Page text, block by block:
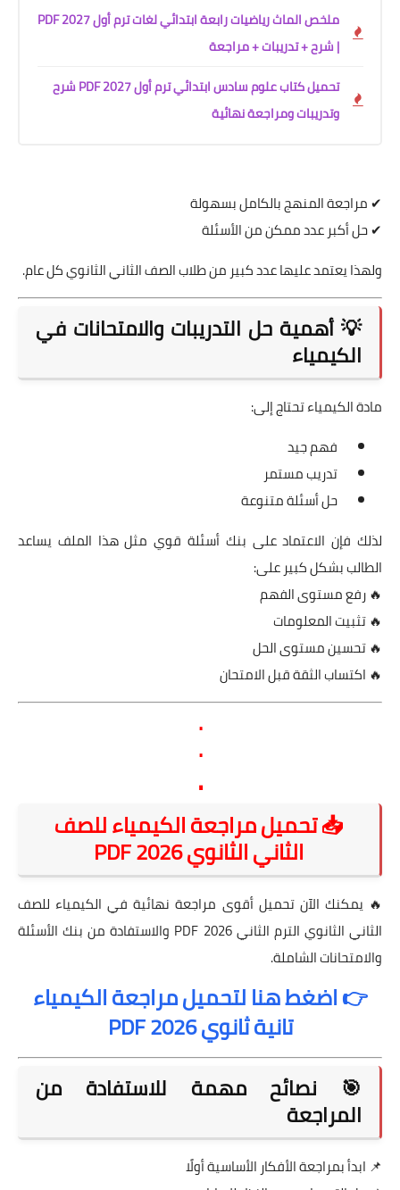
ملخص الماث رياضيات رابعة ابتدائي لغات ترم أول 2027 PDF
| شرح + تدريبات + مراجعة
تحميل كتاب علوم سادس ابتدائي ترم أول 2027 PDF شرح
وتدريبات ومراجعة نهائية
✔ مراجعة المنهج بالكامل بسهولة
✔ حل أكبر عدد ممكن من الأسئلة
ولهذا يعتمد عليها عدد كبير من طلاب الصف الثاني الثانوي كل عام.
💡 أهمية حل التدريبات والامتحانات في
الكيمياء
مادة الكيمياء تحتاج إلى:
فهم جيد
تدريب مستمر
حل أسئلة متنوعة
لذلك فإن الاعتماد على بنك أسئلة قوي مثل هذا الملف يساعد
الطالب بشكل كبير على:
🔥 رفع مستوى الفهم
🔥 تثبيت المعلومات
🔥 تحسين مستوى الحل
🔥 اكتساب الثقة قبل الامتحان
.
.
.
📥 تحميل مراجعة الكيمياء للصف
الثاني الثانوي 2026 PDF
🔥 يمكنك الآن تحميل أقوى مراجعة نهائية في الكيمياء للصف
الثاني الثانوي الترم الثاني 2026 PDF والاستفادة من بنك الأسئلة
والامتحانات الشاملة.
👉 اضغط هنا لتحميل مراجعة الكيمياء
تانية ثانوي 2026 PDF
🎯 نصائح مهمة للاستفادة من
المراجعة
📌 ابدأ بمراجعة الأفكار الأساسية أولًا